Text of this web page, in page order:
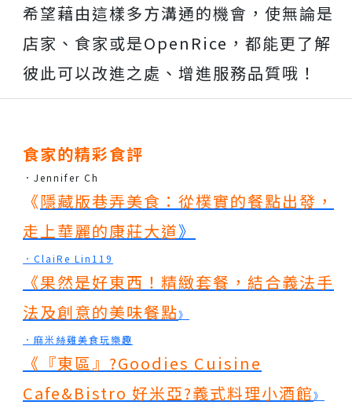
希望藉由這樣多方溝通的機會，使無論是
店家、食家或是OpenRice，都能更了解
彼此可以改進之處、增進服務品質哦！
食家的精彩食評
．Jennifer Ch
《隱藏版巷弄美食：從樸實的餐點出發，
走上華麗的康莊大道》
．ClaiRe Lin119
《果然是好東西！精緻套餐，結合義法手
法及創意的美味餐點》
．麻米絲雞美食玩樂趣
《 『東區』?Goodies Cuisine
Cafe&Bistro 好米亞?義式料理小酒館》